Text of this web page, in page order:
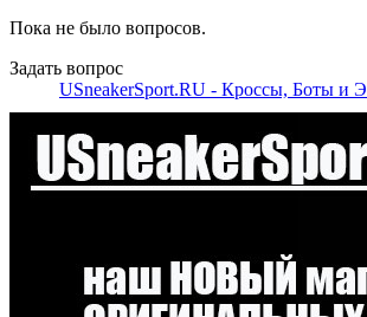
Пока не было вопросов.
Задать вопрос
USneakerSport.RU - Кроссы, Боты